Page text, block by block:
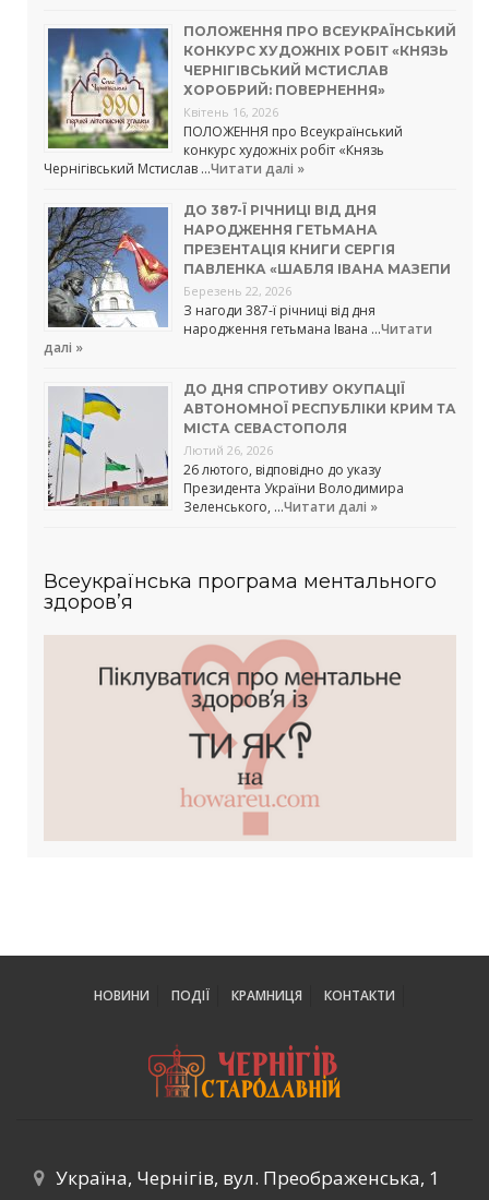
ПОЛОЖЕННЯ ПРО ВСЕУКРАЇНСЬКИЙ
КОНКУРС ХУДОЖНІХ РОБІТ «КНЯЗЬ
ЧЕРНІГІВСЬКИЙ МСТИСЛАВ
ХОРОБРИЙ: ПОВЕРНЕННЯ»
Квітень 16, 2026
ПОЛОЖЕННЯ про Всеукраїнський
конкурс художніх робіт «Князь
Чернігівський Мстислав …Читати далі »
ДО 387-Ї РІЧНИЦІ ВІД ДНЯ
НАРОДЖЕННЯ ГЕТЬМАНА
ПРЕЗЕНТАЦІЯ КНИГИ СЕРГІЯ
ПАВЛЕНКА «ШАБЛЯ ІВАНА МАЗЕПИ
Березень 22, 2026
З нагоди 387-ї річниці від дня
народження гетьмана Івана …Читати
далі »
ДО ДНЯ СПРОТИВУ ОКУПАЦІЇ
АВТОНОМНОЇ РЕСПУБЛІКИ КРИМ ТА
МІСТА СЕВАСТОПОЛЯ
Лютий 26, 2026
26 лютого, відповідно до указу
Президента України Володимира
Зеленського, …Читати далі »
Всеукраїнська програма ментального
здоров’я
НОВИНИ ПОДІЇ КРАМНИЦЯ КОНТАКТИ
Україна, Чернігів, вул. Преображенська, 1